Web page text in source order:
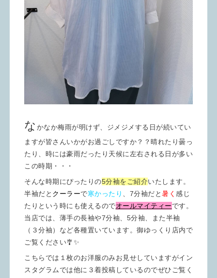
な かなか梅雨が明けず、ジメジメする日が続いてい
ますが皆さんいかがお過ごしですか？？晴れたり曇っ
たり、時には豪雨だったり天候に左右される日が多い
この時期・・・
そんな時期にぴったりの5分袖をご紹介いたします。
半袖だと クーラーで寒かったり 、7分袖だと暑く 感じ
たりという時にも使えるのでオールマイティーです。
当店では、薄手の長袖や7分袖、5分袖、また半袖
（３分袖）など各種置いています。御ゆっくり店内で
ご覧ください🎐✨
こちらでは１枚のお洋服のみお見せしていますがイン
スタグラムでは他に３着投稿しているのでぜひご覧く